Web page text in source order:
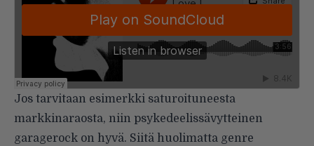
Jos tarvitaan esimerkki saturoituneesta
markkinaraosta, niin psykedeelissävytteinen
garagerock on hyvä. Siitä huolimatta genre